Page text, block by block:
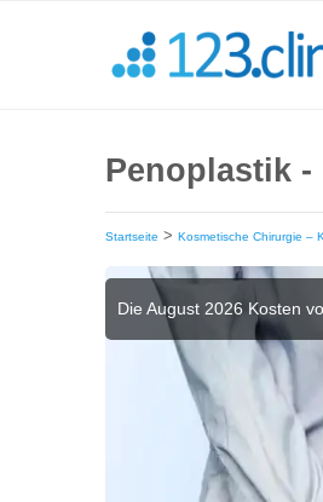
Penoplastik
Startseite > Kosmetische Chirurgie –
Die August 2026 Kosten